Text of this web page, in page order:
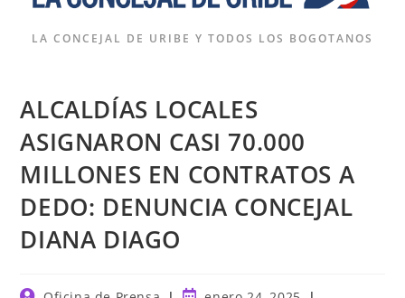
LA CONCEJAL DE URIBE Y TODOS LOS BOGOTANOS
ALCALDÍAS LOCALES
ASIGNARON CASI 70.000
MILLONES EN CONTRATOS A
DEDO: DENUNCIA CONCEJAL
DIANA DIAGO